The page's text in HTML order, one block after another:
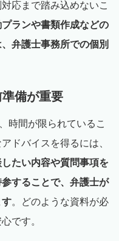
応まで踏み込めないこ
ランや書類作成などの
弁護士事務所での個別
備が重要
時間が限られているこ
ドバイスを得るには、
たい内容や質問事項を
することで、弁護士が
す。どのような資料が必
です。